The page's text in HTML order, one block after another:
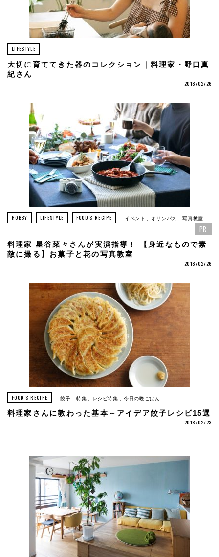
LIFESTYLE
大切に育ててきた器のコレクション｜料理家・野口真
紀さん
2018/02/26
HOBBY LIFESTYLE FOOD & RECIPE イベント オリンパス 写真教室
PR
料理家 星谷菜々さんが実演指導！ 【身近なもので素
敵に撮る】お菓子と花の写真教室
2018/02/26
FOOD & RECIPE 餃子 特集 レシピ特集 今日の晩ごはん
料理家さんに教わった基本～アイデア餃子レシピ15選
2018/02/23